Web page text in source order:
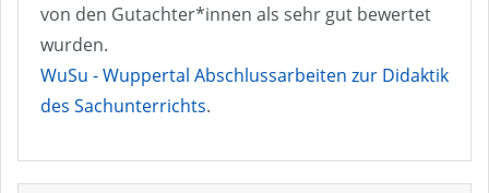
von den Gutachter*innen als sehr gut bewertet
wurden.
WuSu - Wuppertal Abschlussarbeiten zur Didaktik
des Sachunterrichts.